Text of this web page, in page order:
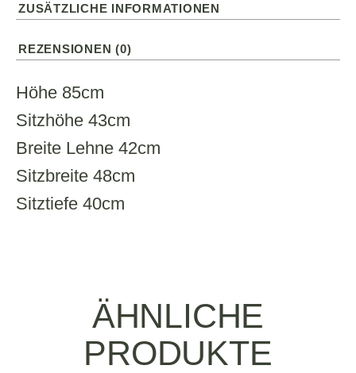
ZUSÄTZLICHE INFORMATIONEN
REZENSIONEN (0)
Höhe 85cm
Sitzhöhe 43cm
Breite Lehne 42cm
Sitzbreite 48cm
Sitztiefe 40cm
ÄHNLICHE
PRODUKTE